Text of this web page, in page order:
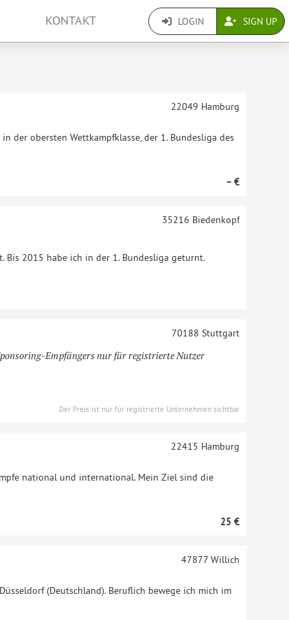
KONTAKT LOGIN SIGN UP
der obersten Wettkampfklasse, der 1. Bundesliga des
22049 Hamburg
– €
Bis 2015 habe ich in der 1. Bundesliga geturnt.
35216 Biedenkopf
Empfängers nur für registrierte Nutzer
70188 Stuttgart
Der Preis ist nur für registrierte Unternehmen sichtbar
national und international. Mein Ziel sind die
22415 Hamburg
25 €
(Deutschland). Beruflich bewege ich mich im
47877Willich